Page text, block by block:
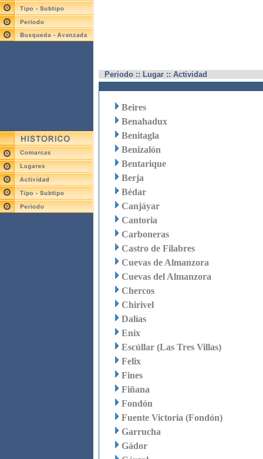
Periodo :: Lugar :: Actividad
Beires
Benahadux
Benitagla
Benizalón
Bentarique
Berja
Bédar
Canjáyar
Cantoria
Carboneras
Castro de Filabres
Cuevas de Almanzora
Cuevas del Almanzora
Chercos
Chirivel
Dalías
Enix
Escúllar (Las Tres Villas)
Felix
Fines
Fiñana
Fondón
Fuente Victoria (Fondón)
Garrucha
Gádor